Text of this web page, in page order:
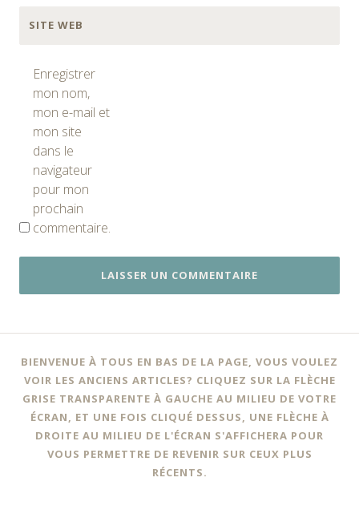
SITE WEB
Enregistrer
mon nom,
mon e-mail et
mon site
dans le
navigateur
pour mon
prochain
commentaire.
BIENVENUE À TOUS EN BAS DE LA PAGE, VOUS VOULEZ
VOIR LES ANCIENS ARTICLES? CLIQUEZ SUR LA FLÈCHE
GRISE TRANSPARENTE À GAUCHE AU MILIEU DE VOTRE
ÉCRAN, ET UNE FOIS CLIQUÉ DESSUS, UNE FLÈCHE À
DROITE AU MILIEU DE L'ÉCRAN S'AFFICHERA POUR
VOUS PERMETTRE DE REVENIR SUR CEUX PLUS
RÉCENTS.